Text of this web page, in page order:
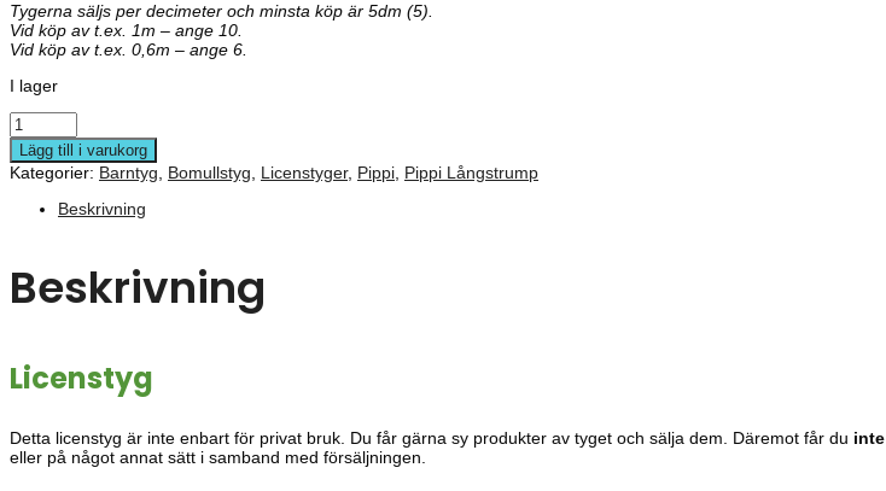
Tygerna säljs per decimeter och minsta köp är 5dm (5).
Vid köp av t.ex. 1m – ange 10.
Vid köp av t.ex. 0,6m – ange 6.
I lager
Lägg till i varukorg
Kategorier: Barntyg, Bomullstyg, Licenstyger, Pippi, Pippi Långstrump
Beskrivning
Beskrivning
Licenstyg
Detta licenstyg är inte enbart för privat bruk. Du får gärna sy produkter av tyget och sälja dem. Däremot får du inte
eller på något annat sätt i samband med försäljningen.